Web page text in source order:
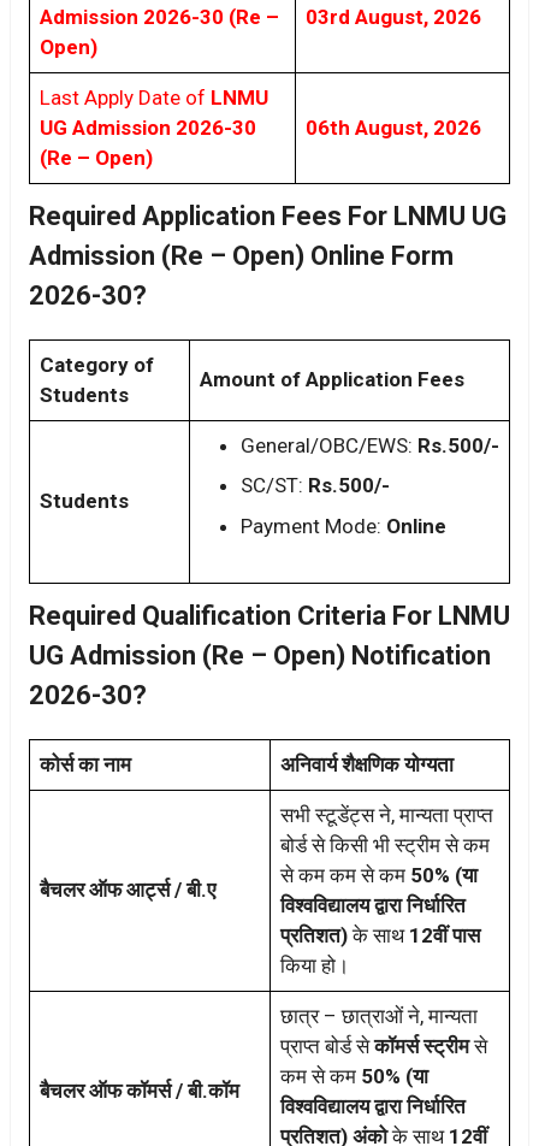
Admission 2026-30 (Re –
Open)
03rd August, 2026
Last Apply Date of LNMU
UG Admission 2026-30
(Re – Open)
06th August, 2026
Required Application Fees For LNMU UG
Admission (Re – Open) Online Form
2026-30?
Category of
Students
Amount of Application Fees
Students
General/OBC/EWS: Rs.500/-
SC/ST: Rs.500/-
Payment Mode: Online
Required Qualification Criteria For LNMU
UG Admission (Re – Open) Notification
2026-30?
कोर्स का नाम अनिवार्य शैक्षणिक योग्यता
बैचलर ऑफ आर्ट्स / बी.ए
सभी स्टूडेंट्स ने, मान्यता प्राप्त
बोर्ड से किसी भी स्ट्रीम से कम
से कम कम से कम 50% (या
विश्वविद्यालय द्वारा निर्धारित
प्रतिशत)के साथ 12वीं पास
किया हो।
बैचलर ऑफ कॉमर्स / बी.कॉम
छात्र – छात्राओं ने, मान्यता
प्राप्त बोर्ड सेकॉमर्स स्ट्रीमसे
कम से कम 50% (या
विश्वविद्यालय द्वारा निर्धारित
प्रतिशत) अंकोके साथ 12वीं